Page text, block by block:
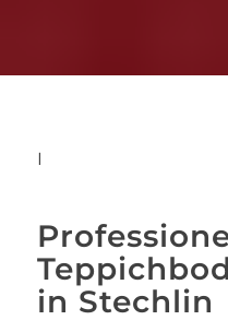
I
in Stechlin